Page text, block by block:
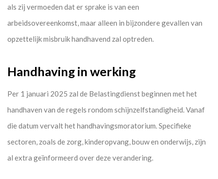
als zij vermoeden dat er sprake is van een
arbeidsovereenkomst, maar alleen in bijzondere gevallen van
opzettelijk misbruik handhavend zal optreden.
Handhaving in werking
Per 1 januari 2025 zal de Belastingdienst beginnen met het
handhaven van de regels rondom schijnzelfstandigheid. Vanaf
die datum vervalt het handhavingsmoratorium. Specifieke
sectoren, zoals de zorg, kinderopvang, bouw en onderwijs, zijn
al extra geïnformeerd over deze verandering.